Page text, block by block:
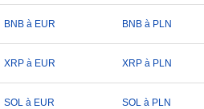
BNB à EUR BNB à PLN
XRP à EUR XRP à PLN
SOL à EUR SOL à PLN